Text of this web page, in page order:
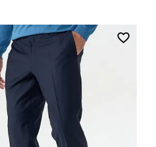
Добавить в корзину